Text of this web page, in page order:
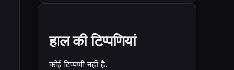
हाल की टिप्पणियां
कोई टिप्पणी नहीं है.